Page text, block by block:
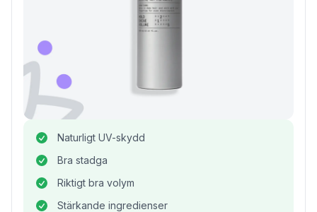
Naturligt UV-skydd
Bra stadga
Riktigt bra volym
Stärkande ingredienser